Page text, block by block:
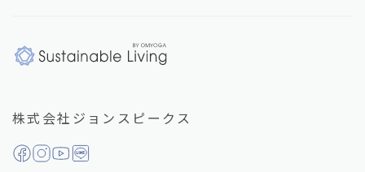
株式会社ジョンスピークス